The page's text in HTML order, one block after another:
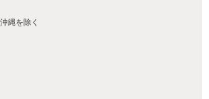
縄を除く